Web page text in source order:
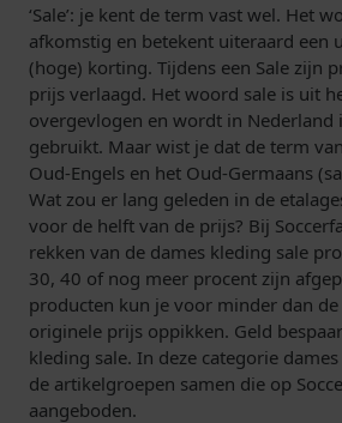
‘Sale’: je kent de term vast wel. Het
afkomstig en betekent uiteraard een
(hoge) korting. Tijdens een Sale zijn
prijs verlaagd. Het woord sale is uit
overgevlogen en wordt in Nederland
gebruikt. Maar wist je dat de term
Oud-Engels en het Oud-Germaans
Wat zou er lang geleden in de
voor de helft van de prijs? Bij
rekken van de dames kleding sale
30, 40 of nog meer procent zijn
producten kun je voor minder dan
originele prijs oppikken. Geld
kleding sale. In deze categorie
de artikelgroepen samen die op
aangeboden.